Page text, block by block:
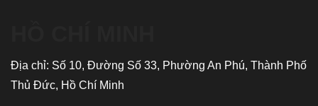
Địa chỉ: Số 10, Đường Số 33, Phường An Phú, Thành Phố
Thủ Đức, Hồ Chí Minh